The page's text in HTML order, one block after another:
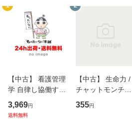
1
【中古】 看護管理
学 自律し協働する
専門職の看護マネ
ジメントスキル 改
3,969円
送料無料
2
【中古】 生命力 /
チャットモンチー /
キューンレコード
[CD]【メール便送
355円